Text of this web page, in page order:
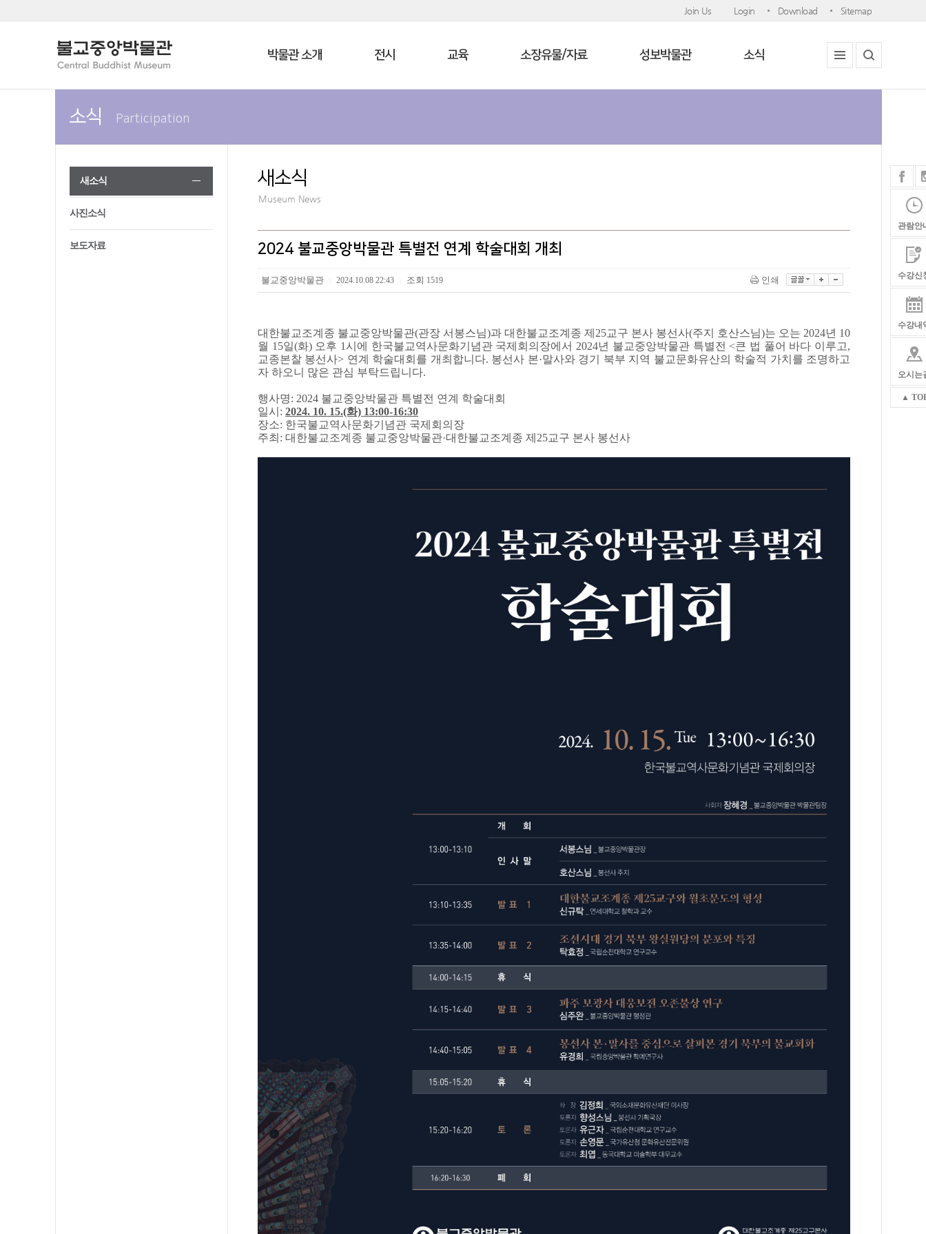
Join Us Login Download Sitemap
박물관 소개 전시 교육 소장유물/자료 성보박물관 소식
소식 Participation
새소식
사진소식
보도자료
새소식
Museum News
2024 불교중앙박물관 특별전 연계 학술대회 개최
불교중앙박물관 2024.10.08 22:43 조회 1519 인쇄
대한불교조계종 불교중앙박물관(관장 서봉스님)과 대한불교조계종 제25교구 본사 봉선사(주지 호산스님)는 오는 2024년 10
월 15일(화) 오후 1시에 한국불교역사문화기념관 국제회의장에서 2024년 불교중앙박물관 특별전 <큰 법 풀어 바다 이루고,
교종본찰 봉선사> 연계 학술대회를 개최합니다. 봉선사 본·말사와 경기 북부 지역 불교문화유산의 학술적 가치를 조명하고
자 하오니 많은 관심 부탁드립니다.
행사명: 2024 불교중앙박물관 특별전 연계 학술대회
일시: 2024. 10. 15.(화) 13:00-16:30
장소: 한국불교역사문화기념관 국제회의장
주최: 대한불교조계종 불교중앙박물관·대한불교조계종 제25교구 본사 봉선사
관람안
수강신
수강내
오시는
▲